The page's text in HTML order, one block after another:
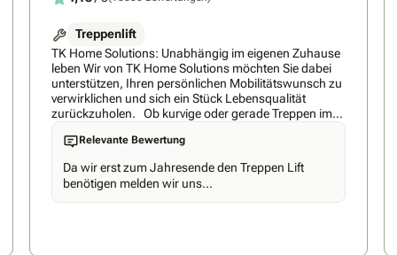
regelmäßigen Herstellerschulungen
Treppenlift
TK Home Solutions: Unabhängig im eigenen Zuhause
leben Wir von TK Home Solutions möchten Sie dabei
unterstützen, Ihren persönlichen Mobilitätswunsch zu
verwirklichen und sich ein Stück Lebensqualität
zurückzuholen. Ob kurvige oder gerade Treppen im
Innen- oder Außenbereich – für jede Situation finden
wir eine Lösung. Der Einbau unserer Treppenlifte ist
spezielle Umbauten nötig sind. Förderung und
Zuschüsse Wir beraten Sie nicht nur rund um den
Treppenlift, sondern informieren Sie auch über das
Relevante Bewertung
Da wir erst zum Jahresende den Treppen Lift
benötigen melden wir uns...